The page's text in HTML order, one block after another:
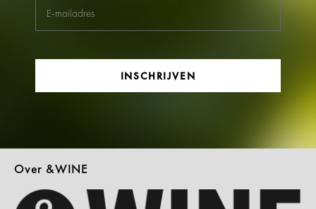
INSCHRIJVEN
Over &WINE